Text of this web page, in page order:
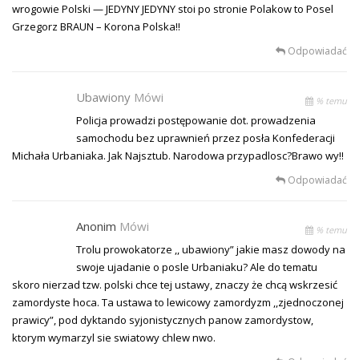
wrogowie Polski — JEDYNY JEDYNY stoi po stronie Polakow to Posel
Grzegorz BRAUN – Korona Polska!!
Odpowiadać
Ubawiony Mówi % temu
Policja prowadzi postępowanie dot. prowadzenia
samochodu bez uprawnień przez posła Konfederacji
Michała Urbaniaka. Jak Najsztub. Narodowa przypadlosc?Brawo wy!!
Odpowiadać
Anonim Mówi % temu
Trolu prowokatorze ,, ubawiony” jakie masz dowody na
swoje ujadanie o posle Urbaniaku? Ale do tematu
skoro nierzad tzw. polski chce tej ustawy, znaczy że chcą wskrzesić
zamordyste hoca. Ta ustawa to lewicowy zamordyzm ,,zjednoczonej
prawicy”, pod dyktando syjonistycznych panow zamordystow,
ktorym wymarzyl sie swiatowy chlew nwo.